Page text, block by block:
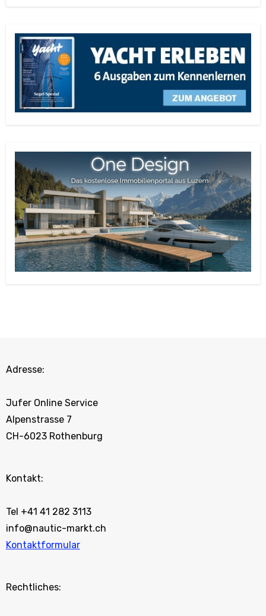
Adresse:
Jufer Online Service
Alpenstrasse 7
CH-6023 Rothenburg
Kontakt:
Tel +41 41 282 3113
info@nautic-markt.ch
Kontaktformular
Rechtliches: